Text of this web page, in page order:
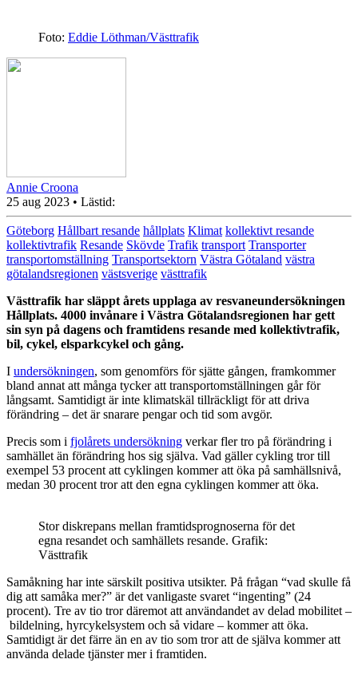
Foto: Eddie Löthman/Västtrafik
Annie Croona
25 aug 2023 • Lästid:
Göteborg Hållbart resande hållplats Klimat kollektivt resande
kollektivtrafik Resande Skövde Trafik transport Transporter
transportomställning Transportsektorn Västra Götaland västra
götalandsregionen västsverige västtrafik
Västtrafik har släppt årets upplaga av resvaneundersökningen
Hållplats. 4000 invånare i Västra Götalandsregionen har gett
sin syn på dagens och framtidens resande med kollektivtrafik,
bil, cykel, elsparkcykel och gång.
I undersökningen, som genomförs för sjätte gången, framkommer
bland annat att många tycker att transportomställningen går för
långsamt. Samtidigt är inte klimatskäl tillräckligt för att driva
förändring – det är snarare pengar och tid som avgör.
Precis som i fjolårets undersökning verkar fler tro på förändring i
samhället än förändring hos sig själva. Vad gäller cykling tror till
exempel 53 procent att cyklingen kommer att öka på samhällsnivå,
medan 30 procent tror att den egna cyklingen kommer att öka.
Stor diskrepans mellan framtidsprognoserna för det
egna resandet och samhällets resande. Grafik:
Västtrafik
Samåkning har inte särskilt positiva utsikter. På frågan “vad skulle få
dig att samåka mer?” är det vanligaste svaret “ingenting” (24
procent). Tre av tio tror däremot att användandet av delad mobilitet –
bildelning, hyrcykelsystem och så vidare – kommer att öka.
Samtidigt är det färre än en av tio som tror att de själva kommer att
använda delade tjänster mer i framtiden.